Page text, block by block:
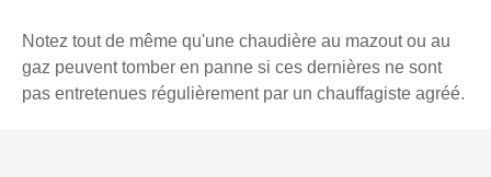
Notez tout de même qu'une chaudière au mazout ou au
gaz peuvent tomber en panne si ces dernières ne sont
pas entretenues régulièrement par un chauffagiste agréé.